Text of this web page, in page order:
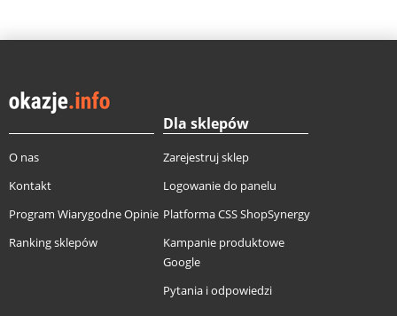
O nas
Kontakt
Program Wiarygodne Opinie
Ranking sklepów
Dla sklepów
Zarejestruj sklep
Logowanie do panelu
Platforma CSS ShopSynergy
Kampanie produktowe
Google
Pytania i odpowiedzi